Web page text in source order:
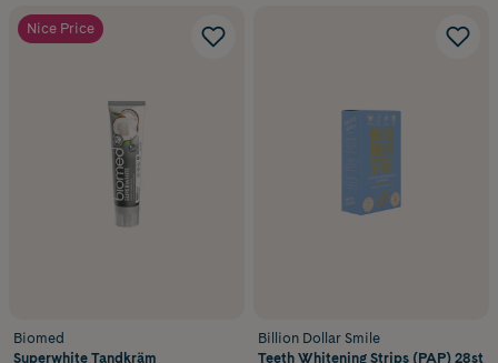
Nice Price
Biomed
Superwhite Tandkräm
Billion Dollar Smile
Teeth Whitening Strips (PAP) 28st